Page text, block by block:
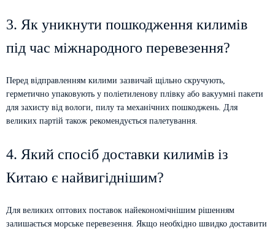
3. Як уникнути пошкодження килимів
під час міжнародного перевезення?
Перед відправленням килими зазвичай щільно скручують,
герметично упаковують у поліетиленову плівку або вакуумні пакети
для захисту від вологи, пилу та механічних пошкоджень. Для
великих партій також рекомендується палетування.
4. Який спосіб доставки килимів із
Китаю є найвигіднішим?
Для великих оптових поставок найекономічнішим рішенням
залишається морське перевезення. Якщо необхідно швидко доставити